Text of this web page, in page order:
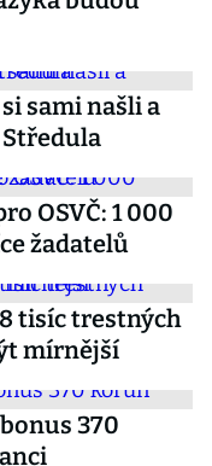
sami našli a
OSVČ: 1 000
žadatelů
tisíc trestných
mírnější
370